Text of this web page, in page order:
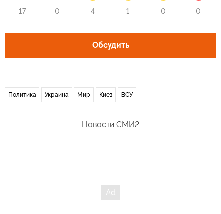
17 0 4 1 0 0
Обсудить
Политика Украина Мир Киев ВСУ
Новости СМИ2